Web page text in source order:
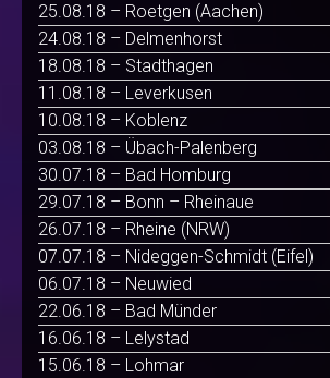
25.08.18 – Roetgen (Aachen)
24.08.18 – Delmenhorst
18.08.18 – Stadthagen
11.08.18 – Leverkusen
10.08.18 – Koblenz
03.08.18 – Übach-Palenberg
30.07.18 – Bad Homburg
29.07.18 – Bonn – Rheinaue
26.07.18 – Rheine (NRW)
07.07.18 – Nideggen-Schmidt (Eifel)
06.07.18 – Neuwied
22.06.18 – Bad Münder
16.06.18 – Lelystad
15.06.18 – Lohmar